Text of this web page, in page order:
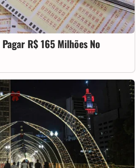
R$ 165 Milhões No